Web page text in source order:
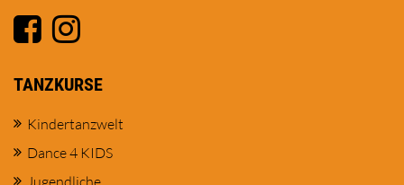
TANZKURSE
Kindertanzwelt
Dance 4 KIDS
Jugendliche